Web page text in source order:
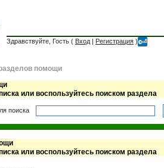
Здравствуйте, Гость ( Вход | Регистрация )
помощи
или воспользуйтесь поиском раздела
поиска
или воспользуйтесь поиском раздела